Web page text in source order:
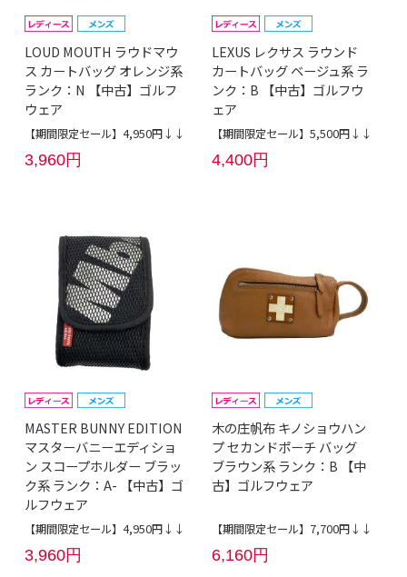
LOUD MOUTH ラウドマウ
ス カートバッグ オレンジ系
ランク：N 【中古】ゴルフ
ウェア
【期間限定セール】4,950円↓↓
3,960円
LEXUS レクサス ラウンド
カートバッグ ベージュ系 ラ
ンク：B 【中古】ゴルフウ
ェア
【期間限定セール】5,500円↓↓
4,400円
MASTER BUNNY EDITION
マスターバニーエディショ
ン スコープホルダー ブラッ
ク系 ランク：A- 【中古】ゴ
ルフウェア
【期間限定セール】4,950円↓↓
3,960円
木の庄帆布 キノショウハン
プ セカンドポーチ バッグ
ブラウン系 ランク：B 【中
古】ゴルフウェア
【期間限定セール】7,700円↓↓
6,160円